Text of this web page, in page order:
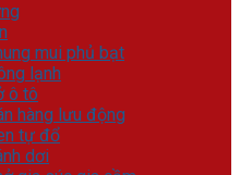
mui phủ bạt
lạnh
ô tô
hàng lưu động
tự đổ
dơi